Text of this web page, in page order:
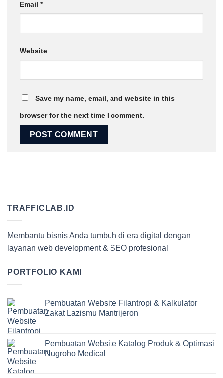
Email *
Website
Save my name, email, and website in this
browser for the next time I comment.
TRAFFICLAB.ID
Membantu bisnis Anda tumbuh di era digital dengan
layanan web development & SEO profesional
PORTFOLIO KAMI
Pembuatan Website Filantropi & Kalkulator
Zakat Lazismu Mantrijeron
Pembuatan Website Katalog Produk & Optimasi
Nugroho Medical